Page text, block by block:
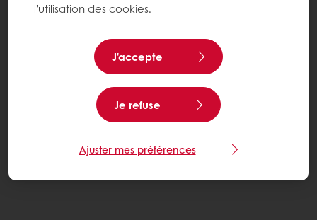
l'utilisation des cookies.
J'accepte
Je refuse
Ajuster mes préférences